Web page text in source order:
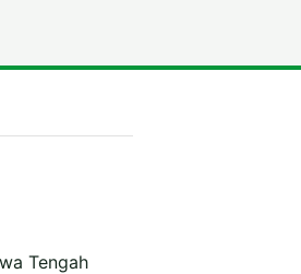
Tengah